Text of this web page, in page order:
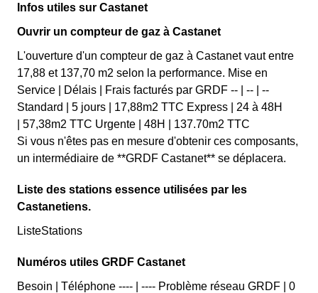
Infos utiles sur Castanet
Ouvrir un compteur de gaz à Castanet
L'ouverture d'un compteur de gaz à Castanet vaut entre
17,88 et 137,70 m2 selon la performance. Mise en
Service | Délais | Frais facturés par GRDF -- | -- | --
Standard | 5 jours | 17,88m2 TTC Express | 24 à 48H
| 57,38m2 TTC Urgente | 48H | 137.70m2 TTC
Si vous n'êtes pas en mesure d'obtenir ces composants,
un intermédiaire de **GRDF Castanet** se déplacera.
Liste des stations essence utilisées par les
Castanetiens.
ListeStations
Numéros utiles GRDF Castanet
Besoin | Téléphone ---- | ---- Problème réseau GRDF | 0